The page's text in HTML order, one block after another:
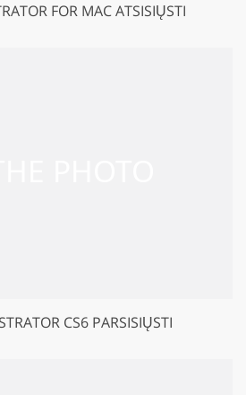
FOR MAC ATSISIŲSTI
CS6 PARSISIŲSTI